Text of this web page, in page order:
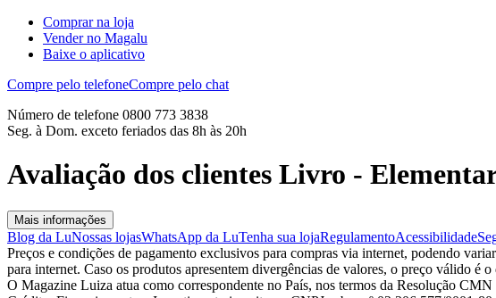
Comprar na loja
Vender no Magalu
Baixe o aplicativo
Compre pelo telefoneCompre pelo chat
Número de telefone 0800 773 3838
Seg. à Dom. exceto feriados das 8h às 20h
Avaliação dos clientes Livro -
Mais informações
Blog da LuNossas lojasWhatsApp da LuTenha sua lojaRegulamentoAcessibilidade
Preços e condições de pagamento exclusivos para compras via internet, podendo
para internet. Caso os produtos apresentem divergências de valores, o preço válido é o
O Magazine Luiza atua como correspondente no País, nos termos da Resolução